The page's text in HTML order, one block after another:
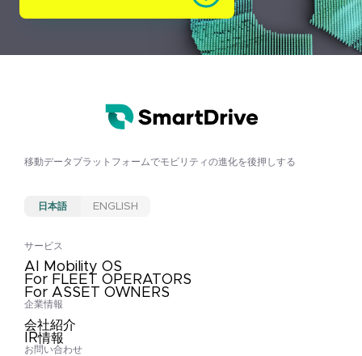
移動データプラットフォームでモビリティの進化を後押しする
日本語 ENGLISH
サービス
AI Mobility OS
For FLEET OPERATORS
For ASSET OWNERS
企業情報
会社紹介
IR情報
お問い合わせ